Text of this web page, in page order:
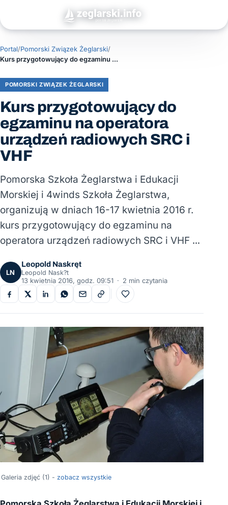
Portal/Pomorski Związek Żeglarski/
Kurs przygotowujący do egzaminu na operatora urządzeń radiowych SRC i VHF
POMORSKI ZWIĄZEK ŻEGLARSKI
Kurs przygotowujący do
egzaminu na operatora
urządzeń radiowych SRC i
VHF
Pomorska Szkoła Żeglarstwa i Edukacji
Morskiej i 4winds Szkoła Żeglarstwa,
organizują w dniach 16-17 kwietnia 2016 r.
kurs przygotowujący do egzaminu na
operatora urządzeń radiowych SRC i VHF …
LN
Leopold Naskręt
Leopold Nask?t
13 kwietnia 2016, godz. 09:51 · 2 min czytania
Do ulubionych
Galeria zdjęć (1) - zobacz wszystkie